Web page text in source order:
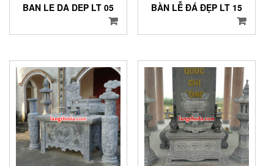
BAN LE DA DEP LT 05 BÀN LỄ ĐÁ ĐẸP LT 15